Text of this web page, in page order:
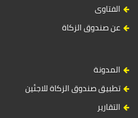
الفتاوى
عن صندوق الزكاة
المدونة
تطبيق صندوق الزكاة للاجئين
التقارير